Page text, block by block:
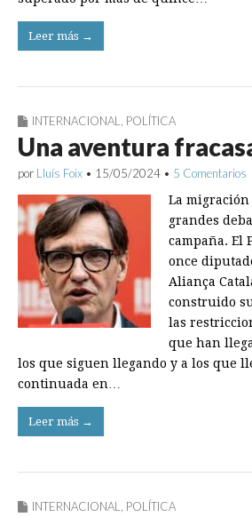
Leer más →
INTERNACIONAL, POLÍTICA
Una aventura
por Lluís Foix • 15/05/2024 • 5 Comentarios
La
grandes
campaña. El
once
Aliança
construido
las
que han
los que siguen llegando y a los que
continuada en…
Leer más →
INTERNACIONAL POLÍTICA